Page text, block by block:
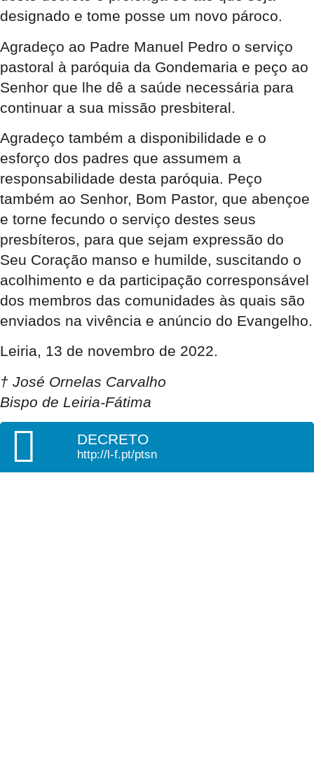
designado e tome posse um novo pároco.
Agradeço ao Padre Manuel Pedro o serviço
pastoral à paróquia da Gondemaria e peço ao
Senhor que lhe dê a saúde necessária para
continuar a sua missão presbiteral.
Agradeço também a disponibilidade e o
esforço dos padres que assumem a
responsabilidade desta paróquia. Peço
também ao Senhor, Bom Pastor, que abençoe
e torne fecundo o serviço destes seus
presbíteros, para que sejam expressão do
Seu Coração manso e humilde, suscitando o
acolhimento e da participação corresponsável
dos membros das comunidades às quais são
enviados na vivência e anúncio do Evangelho.
Leiria, 13 de novembro de 2022.
† José Ornelas Carvalho
Bispo de Leiria-Fátima
DECRETO
http://l-f.pt/ptsn